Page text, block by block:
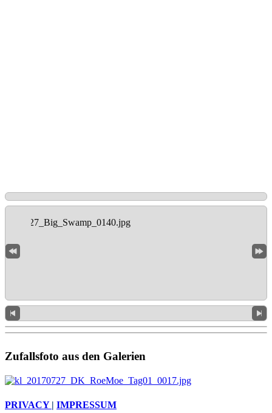
Zufallsfoto aus den Galerien
PRIVACY | IMPRESSUM